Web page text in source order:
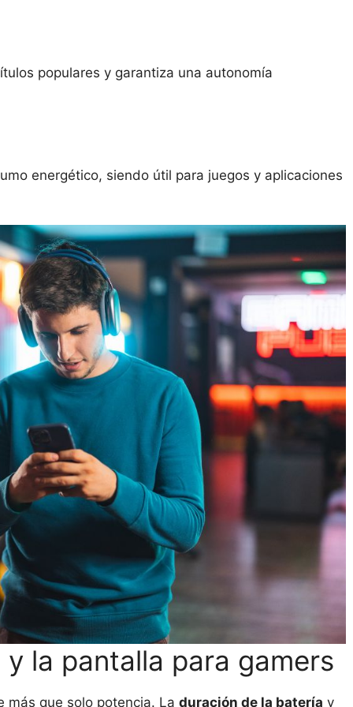
populares y garantiza una autonomía
energético, siendo útil para juegos y aplicaciones
la pantalla para gamers
más que solo potencia. La duración de la batería y